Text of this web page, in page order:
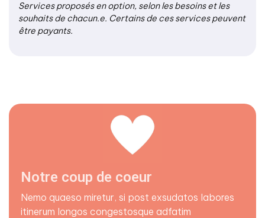
Services proposés en option, selon les besoins et les
souhaits de chacun.e. Certains de ces services peuvent
être payants.
Notre coup de coeur
Nemo quaeso miretur, si post exsudatos labores
itinerum longos congestosque adfatim